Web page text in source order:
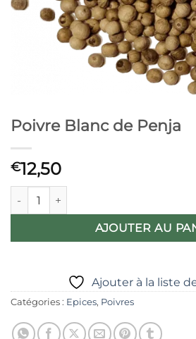
Poivre Blanc de Penja
€12,50
quantité de Poivre Blanc de Penja
AJOUTER AU
Ajouter à la liste
Catégories : Epices, Poivres